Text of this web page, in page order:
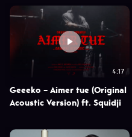
4:17
Geeeko – Aimer tue (Original
Acoustic Version) ft. Squidji